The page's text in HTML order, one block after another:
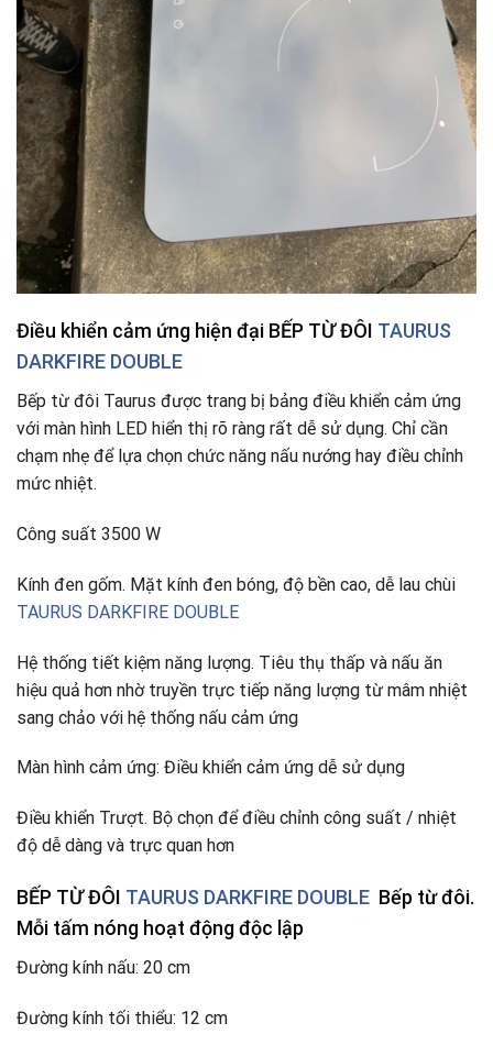
Điều khiển cảm ứng hiện đại BẾP TỪ ĐÔI TAURUS
DARKFIRE DOUBLE
Bếp từ đôi Taurus được trang bị bảng điều khiển cảm ứng
với màn hình LED hiển thị rõ ràng rất dễ sử dụng. Chỉ cần
chạm nhẹ để lựa chọn chức năng nấu nướng hay điều chỉnh
mức nhiệt.
Công suất 3500 W
Kính đen gốm. Mặt kính đen bóng, độ bền cao, dễ lau chùi
TAURUS DARKFIRE DOUBLE
Hệ thống tiết kiệm năng lượng. Tiêu thụ thấp và nấu ăn
hiệu quả hơn nhờ truyền trực tiếp năng lượng từ mâm nhiệt
sang chảo với hệ thống nấu cảm ứng
Màn hình cảm ứng: Điều khiển cảm ứng dễ sử dụng
Điều khiển Trượt. Bộ chọn để điều chỉnh công suất / nhiệt
độ dễ dàng và trực quan hơn
BẾP TỪ ĐÔI TAURUS DARKFIRE DOUBLE Bếp từ đôi.
Mỗi tấm nóng hoạt động độc lập
Đường kính nấu: 20 cm
Đường kính tối thiểu: 12 cm